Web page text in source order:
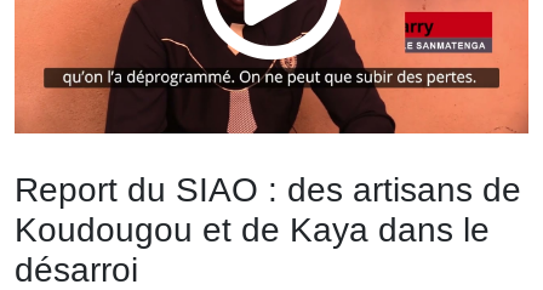
Report du SIAO : des artisans de
Koudougou et de Kaya dans le
désarroi